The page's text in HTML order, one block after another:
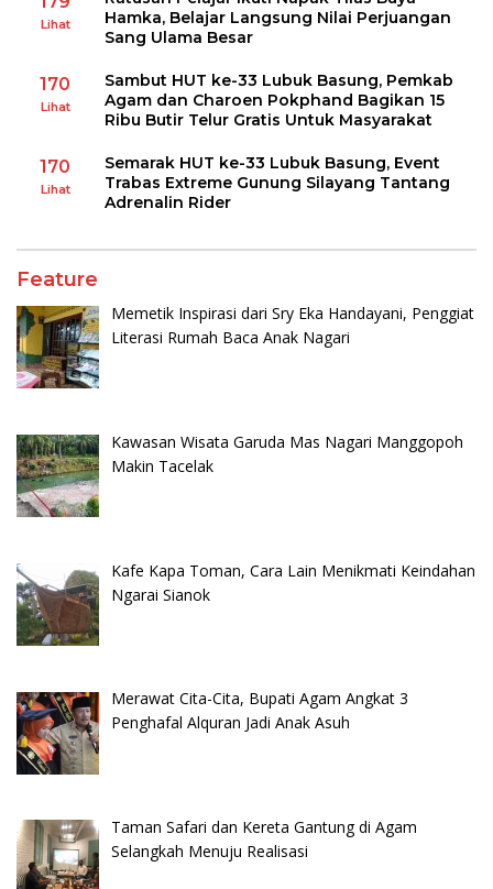
Lihat
Hamka, Belajar Langsung Nilai Perjuangan
Sang Ulama Besar
170
Lihat
Sambut HUT ke-33 Lubuk Basung, Pemkab
Agam dan Charoen Pokphand Bagikan 15
Ribu Butir Telur Gratis Untuk Masyarakat
170
Lihat
Semarak HUT ke-33 Lubuk Basung, Event
Trabas Extreme Gunung Silayang Tantang
Adrenalin Rider
Feature
Memetik Inspirasi dari Sry Eka Handayani, Penggiat
Literasi Rumah Baca Anak Nagari
Kawasan Wisata Garuda Mas Nagari Manggopoh
Makin Tacelak
Kafe Kapa Toman, Cara Lain Menikmati Keindahan
Ngarai Sianok
Merawat Cita-Cita, Bupati Agam Angkat 3
Penghafal Alquran Jadi Anak Asuh
Taman Safari dan Kereta Gantung di Agam
Selangkah Menuju Realisasi